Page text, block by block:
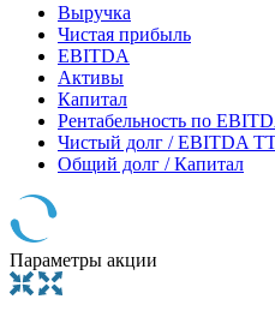
Выручка
Чистая прибыль
EBITDA
Активы
Капитал
Рентабельность по
Чистый долг / EBITDA
Общий долг / Капитал
Параметры акции